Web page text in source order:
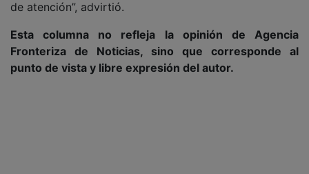
de atención”, advirtió.
Esta columna no refleja la opinión de Agencia
Fronteriza de Noticias, sino que corresponde al
punto de vista y libre expresión del autor.